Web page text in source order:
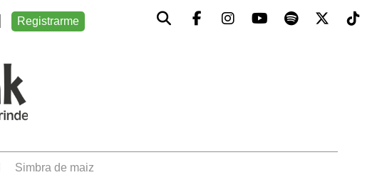
Registrarme
simbra de maiz